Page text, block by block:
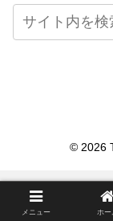
© 2026
メニュー ホー